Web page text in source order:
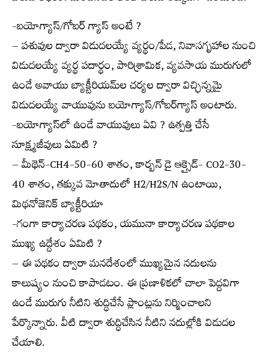
-బయోగ్యాస్/గోబర్ గ్యాస్ అంటే ?
– పశువుల ద్వారా విడుదలయ్యే వ్యర్థం/పేడ, నివాసగృహాల నుంచి
విడుదలయ్యే వ్యర్థ పదార్థం, పారిశ్రామిక, వ్యవసాయ మురుగులో
ఉండే అవాయు బ్యాక్టీరియమ్‌ల చర్యల ద్వారా విచ్ఛిన్నమై
విడుదలయ్యే వాయువును బయోగ్యాస్/గోబర్‌గ్యాస్ అంటారు.
-బయోగ్యాస్‌లో ఉండే వాయువులు ఏవి ? ఉత్పత్తి చేసే
సూక్ష్మజీవులు ఏమిటి ?
– మీథెన్-CH4-50-60 శాతం, కార్బన్ డై ఆక్సైడ్- CO2-30-
40 శాతం, తక్కువ మోతాదులో H2/H2S/N ఉంటాయి,
మిథనోజెనిక్ బ్యాక్టీరియా
-గంగా కార్యాచరణ పథకం, యమునా కార్యాచరణ పథకాల
ముఖ్య ఉద్దేశం ఏమిటి ?
– ఈ పథకం ద్వారా మనదేశంలో ముఖ్యమైన నదులను
కాలుష్యం నుంచి కాపాడటం. ఈ ప్రణాళికలో చాలా పెద్దవిగా
ఉండే మురుగు నీటిని శుద్ధిచేసే ప్లాంట్లను నిర్మించాలని
పేర్కొన్నారు. వీటి ద్వారా శుద్ధిచేసిన నీటిని నదుల్లోకి విడుదల
చేయాలి.